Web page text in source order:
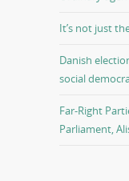
It’s not just
Danish
social
Far-Right
Parliament,